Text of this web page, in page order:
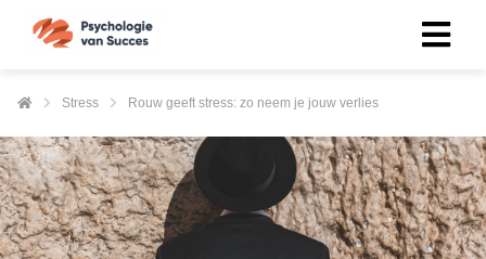
Stress Rouw geeft stress: zo neem je jouw verlies